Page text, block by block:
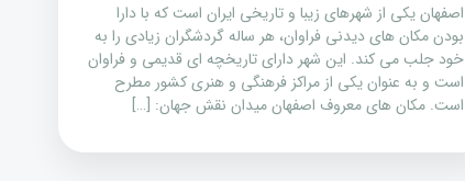
اصفهان یکی از شهرهای زیبا و تاریخی ایران است که با دارا
بودن مکان های دیدنی فراوان، هر ساله گردشگران زیادی را به
خود جلب می کند. این شهر دارای تاریخچه ای قدیمی و فراوان
است و به عنوان یکی از مراکز فرهنگی و هنری کشور مطرح
است. مکان های معروف اصفهان میدان نقش جهان: […]